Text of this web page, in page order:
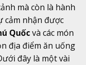
mà còn là hành
cảm nhận được
Quốcvà các món
địa điểm ăn uống
đây là một vài